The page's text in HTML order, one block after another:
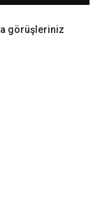
görüşleriniz